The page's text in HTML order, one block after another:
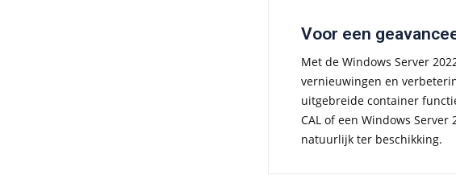
Voor een
Met de Windows Server
vernieuwingen en
uitgebreide container
CAL of een Windows
natuurlijk ter beschikking.